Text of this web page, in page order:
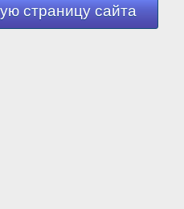
страницу сайта